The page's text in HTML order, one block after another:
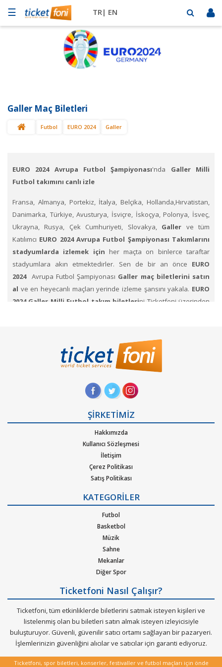
☰ TR| EN
Mekanlar
Diğer
SAT
Galler Maç Biletleri
Futbol EURO 2024 Galler
EURO 2024 Avrupa Futbol Şampiyonası'nda Galler Milli
Futbol takımını canlı izle
Fransa, Almanya, Portekiz, İtalya, Belçika, Hollanda,Hırvatistan,
Danimarka, Türkiye, Avusturya, İsviçre, İskoçya, Polonya, İsveç,
Ukrayna, Rusya, Çek Cumhuriyeti, Slovakya, Galler ve tüm
Katılımcı EURO 2024 Avrupa Futbol Şampiyonası Takımlarını
stadyumlarda izlemek için her maçta on binlerce taraftar
stadyumlara akın etmektedirler. Sen de bir an önce EURO
2024 Avrupa Futbol Şampiyonası Galler maç biletlerini satın
al ve en heyecanlı maçları yerinde izleme şansını yakala. EURO
2024 Galler Milli Futbol takım biletlerini Ticketfoni üzerinden
EURO 2024 Maç biletini al.
EURO 2024 Galler Maç biletleri için Ticketfoni'yi inceleyin. Hep
destek tam destekle tribündeki yerlerini alan taraftarlar,
renklerini taşıyıp formalarının hakkını vermeye çalışan
futbolculara sahip çıkıyorlar.GallerTakımını desteklemek için
stadyumdaki yerlerini dolduruyor.
GallerEURO 2024 Maç Bileti satın almak için,
1. Ticketfoni’ye üye olunuz. Bilet seçiminizi yapınız. (Katılmak
istediğiniz etkinlik ya da etkinliklere ait siteye optimize edilmiş
oturma planları ve kategori sayesinde bilet seçiminizi yapınız.)
ŞİRKETİMİZ
Hakkımızda
Kullanıcı Sözleşmesi
İletişim
Çerez Politikası
Satış Politikası
Kurumsal Ağırlama
Nasıl Çalışır
Bilet Tipi ve Teslimat
Üyelik Doğrulama
Sık Sorulan Sorular
KATEGORİLER
Futbol
Basketbol
Müzik
Sahne
Mekanlar
Diğer Spor
Ticketfoni Nasıl Çalışır?
Ticketfoni, tüm etkinliklerde biletlerini satmak isteyen kişileri ve
listelenmiş olan bu biletleri satın almak isteyen izleyicisiyle
buluşturuyor. Güvenli, güvenilir satıcı ortamı sağlayan bir pazaryeri.
İşlemlerinizin güvenliğini alıcılar ve satıcılar için garanti ediyoruz.
Ticketfoni, spor biletleri, konserler, festivaller ve futbol maçları için önde